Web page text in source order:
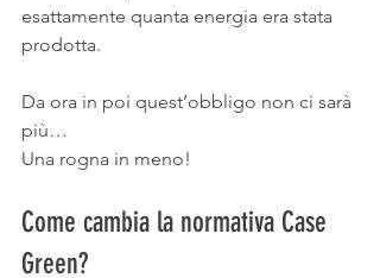
esattamente quanta energia era stata
prodotta.
Da ora in poi quest’obbligo non ci sarà
più…
Una rogna in meno!
Come cambia la normativa Case
Green?